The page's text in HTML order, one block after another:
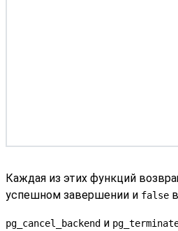
Каждая из этих функций
успешном завершении и false
pg_cancel_backend и